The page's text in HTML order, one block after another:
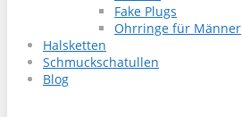
Fake Plugs
Ohrringe für Männer
Halsketten
Schmuckschatullen
Blog